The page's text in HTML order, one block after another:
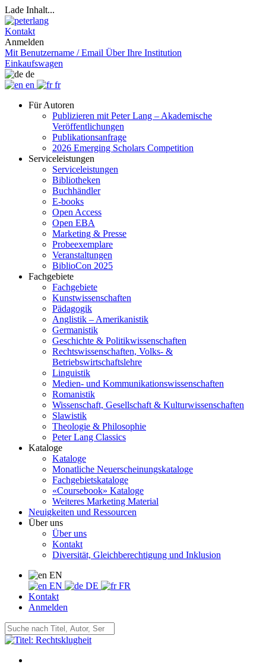
Lade Inhalt...
Kontakt
Anmelden
Mit Benutzername / Email Über Ihre Institution
Einkaufswagen
de
en
fr
Für Autoren
Publizieren mit Peter Lang – Akademische
Veröffentlichungen
Publikationsanfrage
2026 Emerging Scholars Competition
Serviceleistungen
Serviceleistungen
Bibliotheken
Buchhändler
E-books
Open Access
Open EBA
Marketing & Presse
Probeexemplare
Veranstaltungen
BiblioCon 2025
Fachgebiete
Fachgebiete
Kunstwissenschaften
Pädagogik
Anglistik – Amerikanistik
Germanistik
Geschichte & Politikwissenschaften
Rechtswissenschaften, Volks- &
Betriebswirtschaftslehre
Linguistik
Medien- und Kommunikationswissenschaften
Romanistik
Wissenschaft, Gesellschaft & Kulturwissenschaften
Slawistik
Theologie & Philosophie
Peter Lang Classics
Kataloge
Kataloge
Monatliche Neuerscheinungskataloge
Fachgebietskataloge
«Coursebook» Kataloge
Weiteres Marketing Material
Neuigkeiten und Ressourcen
Über uns
Über uns
Kontakt
Diversität, Gleichberechtigung und Inklusion
EN
EN
DE
FR
Kontakt
Anmelden